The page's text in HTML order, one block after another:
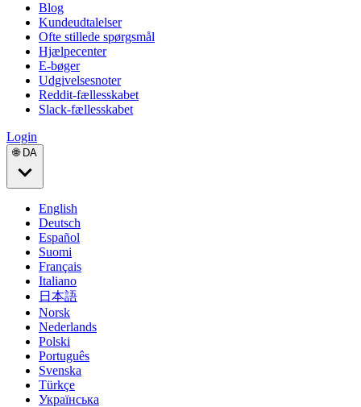
Blog
Kundeudtalelser
Ofte stillede spørgsmål
Hjælpecenter
E-bøger
Udgivelsesnoter
Reddit-fællesskabet
Slack-fællesskabet
Login
🌐 DA
English
Deutsch
Español
Suomi
Français
Italiano
日本語
Norsk
Nederlands
Polski
Português
Svenska
Türkçe
Українська